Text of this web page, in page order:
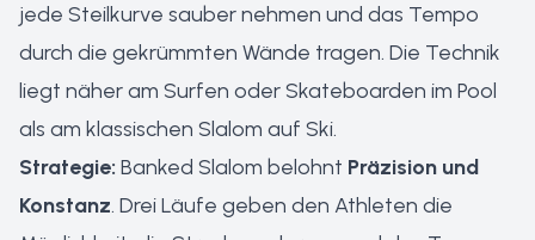
jede Steilkurve sauber nehmen und das Tempo
durch die gekrümmten Wände tragen. Die Technik
liegt näher am Surfen oder Skateboarden im Pool
als am klassischen Slalom auf Ski.
Strategie: Banked Slalom belohnt Präzision und
Konstanz. Drei Läufe geben den Athleten die